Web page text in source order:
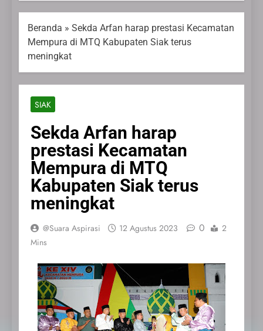
Beranda » Sekda Arfan harap prestasi Kecamatan
Mempura di MTQ Kabupaten Siak terus
meningkat
SIAK
Sekda Arfan harap
prestasi Kecamatan
Mempura di MTQ
Kabupaten Siak terus
meningkat
@Suara Aspirasi 12 Agustus 2023 0
2
Mins